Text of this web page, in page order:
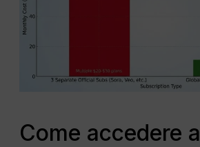
Come accedere a